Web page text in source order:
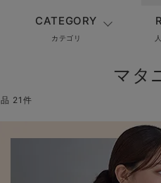
CATEGORY
カテゴリ
マタ
21件